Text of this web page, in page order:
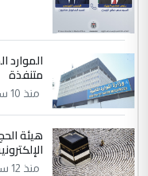
متنفذة
منذ 10 ساعة
هيئة
منذ 12 ساعة